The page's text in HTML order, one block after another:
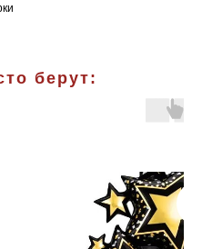
берут: